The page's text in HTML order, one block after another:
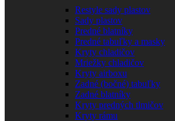
Restyle sady plastov
Sady plastov
Predné blatníky
Predné tabuľky a masky
Kryty chladičov
Mriežky chladičov
Kryty airboxu
Zadné (bočné) tabuľky
Zadné blatníky
Kryty predných tlmičov
Kryty rámu